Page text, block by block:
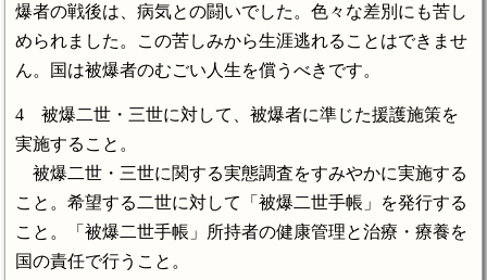
爆者の戦後は、病気との闘いでした。色々な差別にも苦し
められました。この苦しみから生涯逃れることはできませ
ん。国は被爆者のむごい人生を償うべきです。
4 被爆二世・三世に対して、被爆者に準じた援護施策を
実施すること。
被爆二世・三世に関する実態調査をすみやかに実施する
こと。希望する二世に対して「被爆二世手帳」を発行する
こと。「被爆二世手帳」所持者の健康管理と治療・療養を
国の責任で行うこと。